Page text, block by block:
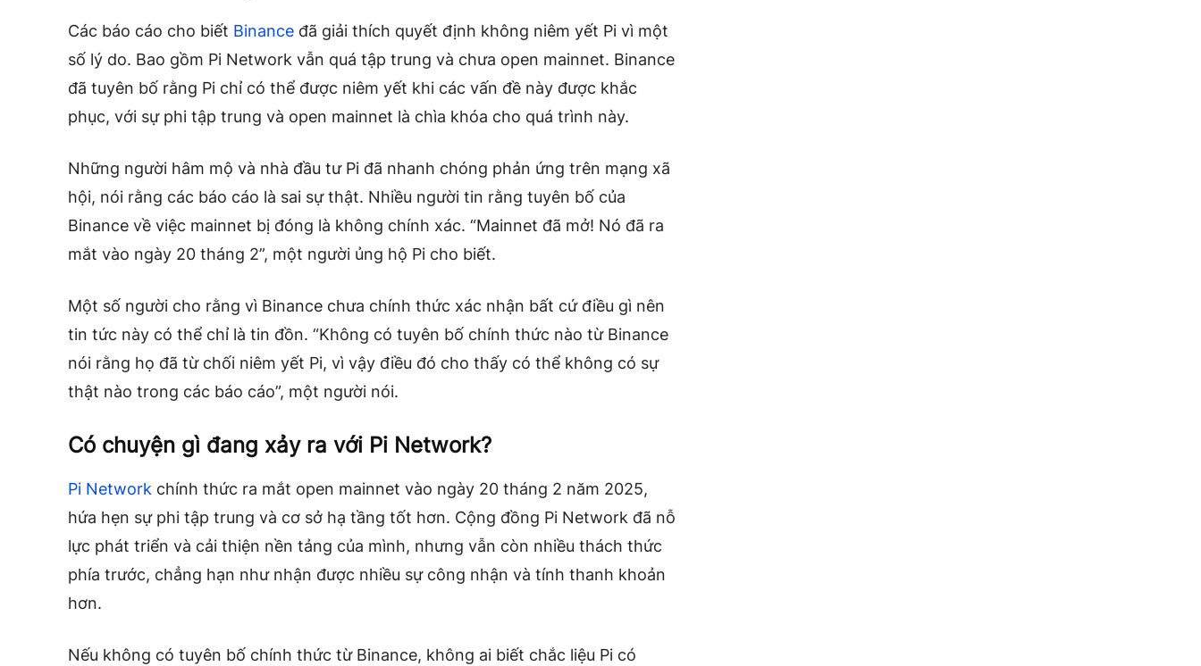
Các báo cáo cho biết Binance đã giải thích quyết định không niêm yết Pi vì một
số lý do. Bao gồm Pi Network vẫn quá tập trung và chưa open mainnet. Binance
đã tuyên bố rằng Pi chỉ có thể được niêm yết khi các vấn đề này được khắc
phục, với sự phi tập trung và open mainnet là chìa khóa cho quá trình này.
Những người hâm mộ và nhà đầu tư Pi đã nhanh chóng phản ứng trên mạng xã
hội, nói rằng các báo cáo là sai sự thật. Nhiều người tin rằng tuyên bố của
Binance về việc mainnet bị đóng là không chính xác. “Mainnet đã mở! Nó đã ra
mắt vào ngày 20 tháng 2”, một người ủng hộ Pi cho biết.
Một số người cho rằng vì Binance chưa chính thức xác nhận bất cứ điều gì nên
tin tức này có thể chỉ là tin đồn. “Không có tuyên bố chính thức nào từ Binance
nói rằng họ đã từ chối niêm yết Pi, vì vậy điều đó cho thấy có thể không có sự
thật nào trong các báo cáo”, một người nói.
Có chuyện gì đang xảy ra với Pi Network?
Pi Network chính thức ra mắt open mainnet vào ngày 20 tháng 2 năm 2025,
hứa hẹn sự phi tập trung và cơ sở hạ tầng tốt hơn. Cộng đồng Pi Network đã nỗ
lực phát triển và cải thiện nền tảng của mình, nhưng vẫn còn nhiều thách thức
phía trước, chẳng hạn như nhận được nhiều sự công nhận và tính thanh khoản
hơn.
Nếu không có tuyên bố chính thức từ Binance, không ai biết chắc liệu Pi có